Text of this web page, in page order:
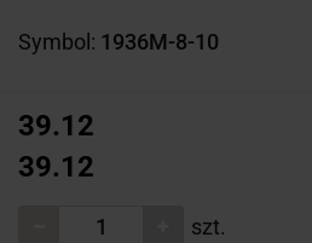
Symbol: 1936M-8-10
39.12
39.12
szt.